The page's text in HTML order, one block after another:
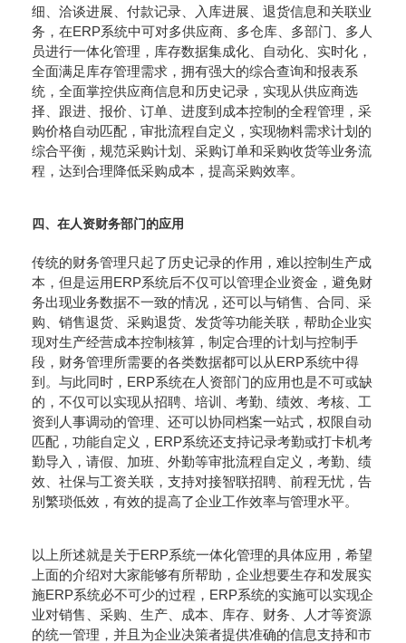
细、洽谈进展、付款记录、入库进展、退货信息和关联业
务，在ERP系统中可对多供应商、多仓库、多部门、多人
员进行一体化管理，库存数据集成化、自动化、实时化，
全面满足库存管理需求，拥有强大的综合查询和报表系
统，全面掌控供应商信息和历史记录，实现从供应商选
择、跟进、报价、订单、进度到成本控制的全程管理，采
购价格自动匹配，审批流程自定义，实现物料需求计划的
综合平衡，规范采购计划、采购订单和采购收货等业务流
程，达到合理降低采购成本，提高采购效率。
四、在人资财务部门的应用
传统的财务管理只起了历史记录的作用，难以控制生产成
本，但是运用ERP系统后不仅可以管理企业资金，避免财
务出现业务数据不一致的情况，还可以与销售、合同、采
购、销售退货、采购退货、发货等功能关联，帮助企业实
现对生产经营成本控制核算，制定合理的计划与控制手
段，财务管理所需要的各类数据都可以从ERP系统中得
到。与此同时，ERP系统在人资部门的应用也是不可或缺
的，不仅可以实现从招聘、培训、考勤、绩效、考核、工
资到人事调动的管理、还可以协同档案一站式，权限自动
匹配，功能自定义，ERP系统还支持记录考勤或打卡机考
勤导入，请假、加班、外勤等审批流程自定义，考勤、绩
效、社保与工资关联，支持对接智联招聘、前程无忧，告
别繁琐低效，有效的提高了企业工作效率与管理水平。
以上所述就是关于ERP系统一体化管理的具体应用，希望
上面的介绍对大家能够有所帮助，企业想要生存和发展实
施ERP系统必不可少的过程，ERP系统的实施可以实现企
业对销售、采购、生产、成本、库存、财务、人才等资源
的统一管理，并且为企业决策者提供准确的信息支持和市